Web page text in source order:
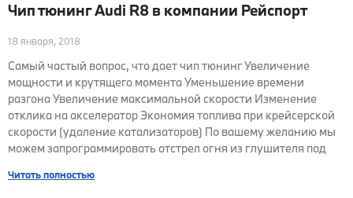
Чип тюнинг Audi R8 в компании Рейспорт
18 января, 2018
Самый частый вопрос, что дает чип тюнинг Увеличение
мощности и крутящего момента Уменьшение времени
разгона Увеличение максимальной скорости Изменение
отклика на акселератор Экономия топлива при крейсерской
скорости (удаление катализаторов) По вашему желанию мы
можем запрограммировать отстрел огня из глушителя под
Читать полностью